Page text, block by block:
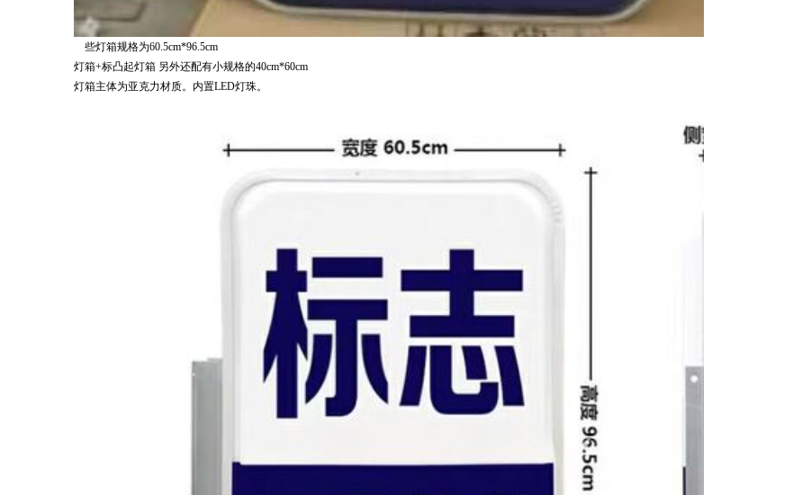
些灯箱规格为60.5cm*96.5cm
灯箱+标凸起灯箱 另外还配有小规格的40cm*60cm
灯箱主体为亚克力材质。内置LED灯珠。